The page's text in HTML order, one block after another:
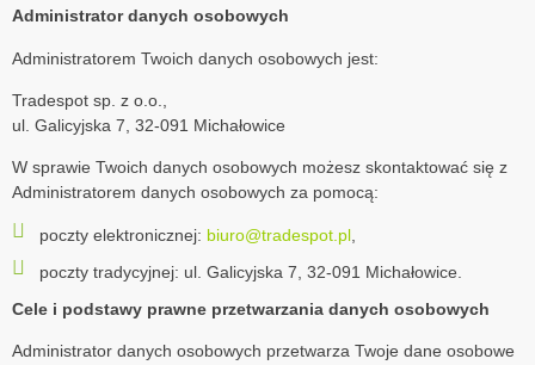
Administrator danych osobowych
Administratorem Twoich danych osobowych jest:
Tradespot sp. z o.o.,
ul. Galicyjska 7, 32-091 Michałowice
W sprawie Twoich danych osobowych możesz skontaktować się z
Administratorem danych osobowych za pomocą:
poczty elektronicznej: biuro@tradespot.pl
poczty tradycyjnej: ul. Galicyjska 7, 32-091 Michałowice.
Cele i podstawy prawne przetwarzania danych osobowych
Administrator danych osobowych przetwarza Twoje dane osobowe